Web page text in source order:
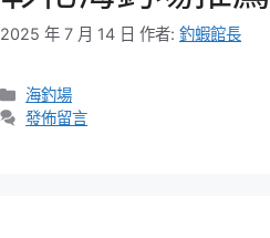
2025 年 7 月 14 日 作者: 釣蝦館長
分
類
海釣場
發佈留言